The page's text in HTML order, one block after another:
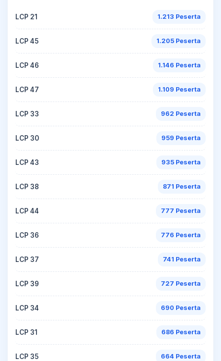
LCP 21 1.213 Peserta
LCP 45 1.205 Peserta
LCP 46 1.146 Peserta
LCP 47 1.109 Peserta
LCP 33 962 Peserta
LCP 30 959 Peserta
LCP 43 935 Peserta
LCP 38 871 Peserta
LCP 44 777 Peserta
LCP 36 776 Peserta
LCP 37 741 Peserta
LCP 39 727 Peserta
LCP 34 690 Peserta
LCP 31 686 Peserta
LCP 35 664 Peserta